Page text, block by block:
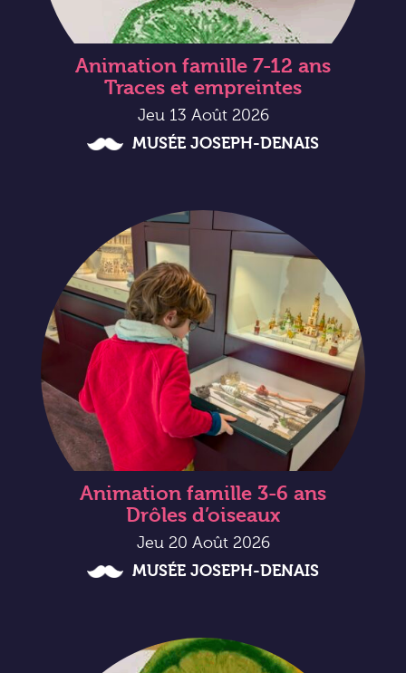
Animation famille 7-12 ans
Traces et empreintes
Jeu 13 Août 2026
MUSÉE JOSEPH-DENAIS
Animation famille 3-6 ans
Drôles d’oiseaux
Jeu 20 Août 2026
MUSÉE JOSEPH-DENAIS